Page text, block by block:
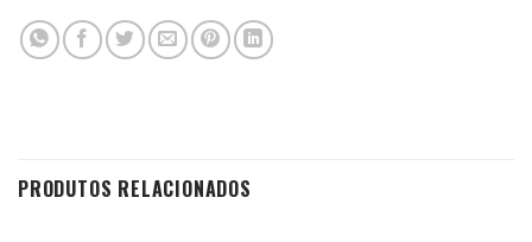
PRODUTOS RELACIONADOS